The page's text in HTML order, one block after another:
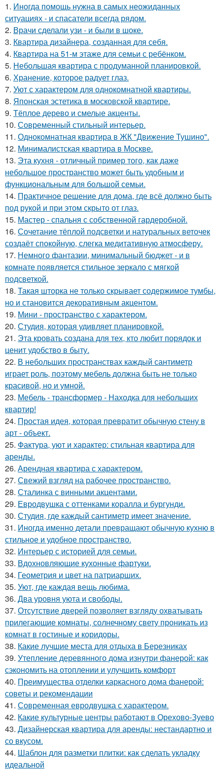
1. Иногда помощь нужна в самых неожиданных
ситуациях - и спасатели всегда рядом.
2. Врачи сделали узи - и были в шоке.
3. Квартира дизайнера, созданная для себя.
4. Квартира на 51-м этаже для семьи с ребёнком.
5. Небольшая квартира с продуманной планировкой.
6. Хранение, которое радует глаз.
7. Уют с характером для однокомнатной квартиры.
8. Японская эстетика в московской квартире.
9. Тёплое дерево и смелые акценты.
10. Современный стильный интерьер.
11. Однокомнатная квартира в ЖК "Движение Тушино".
12. Минималистская квартира в Москве.
13. Эта кухня - отличный пример того, как даже
небольшое пространство может быть удобным и
функциональным для большой семьи.
14. Практичное решение для дома, где всё должно быть
под рукой и при этом скрыто от глаз.
15. Мастер - спальня с собственной гардеробной.
16. Сочетание тёплой подсветки и натуральных веточек
создаёт спокойную, слегка медитативную атмосферу.
17. Немного фантазии, минимальный бюджет - и в
комнате появляется стильное зеркало с мягкой
подсветкой.
18. Такая шторка не только скрывает содержимое тумбы,
но и становится декоративным акцентом.
19. Мини - пространство с характером.
20. Студия, которая удивляет планировкой.
21. Эта кровать создана для тех, кто любит порядок и
ценит удобство в быту.
22. В небольших пространствах каждый сантиметр
играет роль, поэтому мебель должна быть не только
красивой, но и умной.
23. Мебель - трансформер - Находка для небольших
квартир!
24. Простая идея, которая превратит обычную стену в
арт - объект.
25. Фактура, уют и характер: стильная квартира для
аренды.
26. Арендная квартира с характером.
27. Свежий взгляд на рабочее пространство.
28. Сталинка с винными акцентами.
29. Евродвушка с оттенками коралла и бургунди.
30. Студия, где каждый сантиметр имеет значение.
31. Иногда именно детали превращают обычную кухню в
стильное и удобное пространство.
32. Интерьер с историей для семьи.
33. Вдохновляющие кухонные фартуки.
34. Геометрия и цвет на патриарших.
35. Уют, где каждая вещь любима.
36. Два уровня уюта и свободы.
37. Отсутствие дверей позволяет взгляду охватывать
прилегающие комнаты, солнечному свету проникать из
комнат в гостиные и коридоры.
38. Какие лучшие места для отдыха в Березниках
39. Утепление деревянного дома изнутри фанерой: как
сэкономить на отоплении и улучшить комфорт
40. Преимущества отделки каркасного дома фанерой:
советы и рекомендации
41. Современная евродвушка с характером.
42. Какие культурные центры работают в Орехово-Зуево
43. Дизайнерская квартира для аренды: нестандартно и
со вкусом.
44. Шаблон для разметки плитки: как сделать укладку
идеальной